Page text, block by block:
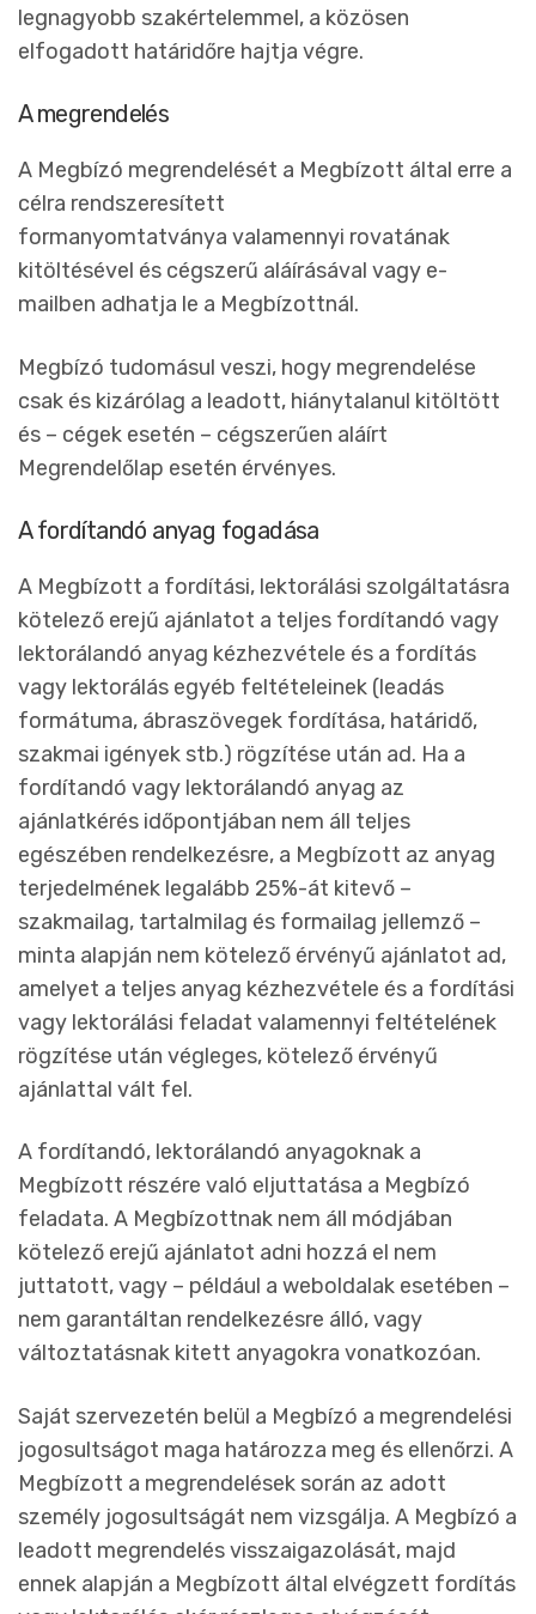
legnagyobb szakértelemmel, a közösen
elfogadott határidőre hajtja végre.
A megrendelés
A Megbízó megrendelését a Megbízott által erre a
célra rendszeresített
formanyomtatványa valamennyi rovatának
kitöltésével és cégszerű aláírásával vagy e-
mailben adhatja le a Megbízottnál.
Megbízó tudomásul veszi, hogy megrendelése
csak és kizárólag a leadott, hiánytalanul kitöltött
és – cégek esetén – cégszerűen aláírt
Megrendelőlap esetén érvényes.
A fordítandó anyag fogadása
A Megbízott a fordítási, lektorálási szolgáltatásra
kötelező erejű ajánlatot a teljes fordítandó vagy
lektorálandó anyag kézhezvétele és a fordítás
vagy lektorálás egyéb feltételeinek (leadás
formátuma, ábraszövegek fordítása, határidő,
szakmai igények stb.) rögzítése után ad. Ha a
fordítandó vagy lektorálandó anyag az
ajánlatkérés időpontjában nem áll teljes
egészében rendelkezésre, a Megbízott az anyag
terjedelmének legalább 25%-át kitevő –
szakmailag, tartalmilag és formailag jellemző –
minta alapján nem kötelező érvényű ajánlatot ad,
amelyet a teljes anyag kézhezvétele és a fordítási
vagy lektorálási feladat valamennyi feltételének
rögzítése után végleges, kötelező érvényű
ajánlattal vált fel.
A fordítandó, lektorálandó anyagoknak a
Megbízott részére való eljuttatása a Megbízó
feladata. A Megbízottnak nem áll módjában
kötelező erejű ajánlatot adni hozzá el nem
juttatott, vagy – például a weboldalak esetében –
nem garantáltan rendelkezésre álló, vagy
változtatásnak kitett anyagokra vonatkozóan.
Saját szervezetén belül a Megbízó a megrendelési
jogosultságot maga határozza meg és ellenőrzi. A
Megbízott a megrendelések során az adott
személy jogosultságát nem vizsgálja. A Megbízó a
leadott megrendelés visszaigazolását, majd
ennek alapján a Megbízott által elvégzett fordítás